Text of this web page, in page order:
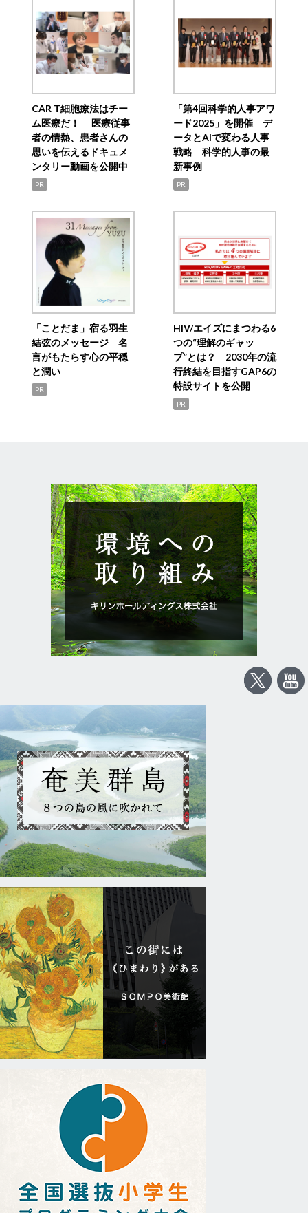
CAR T細胞療法はチー
ム医療だ！ 医療従事
者の情熱、患者さんの
思いを伝えるドキュメ
ンタリー動画を公開中
PR
「第4回科学的人事アワ
ード2025」を開催 デ
ータとAIで変わる人事
戦略 科学的人事の最
新事例
PR
「ことだま」宿る羽生
結弦のメッセージ 名
言がもたらす心の平穏
と潤い
PR
HIV/エイズにまつわる6
つの“理解のギャッ
プ”とは？ 2030年の流
行終結を目指すGAP6の
特設サイトを公開
PR